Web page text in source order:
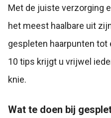
Met de juiste verzorging
het meest haalbare uit
gespleten haarpunten tot
10 tips krijgt u vrijwel
knie.
Wat te doen bij